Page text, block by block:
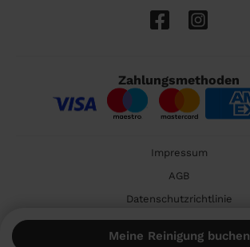
Meine Reinigung buchen
Zahlungsmethoden
Impressum
AGB
Datenschutzrichtlinie
Cookies